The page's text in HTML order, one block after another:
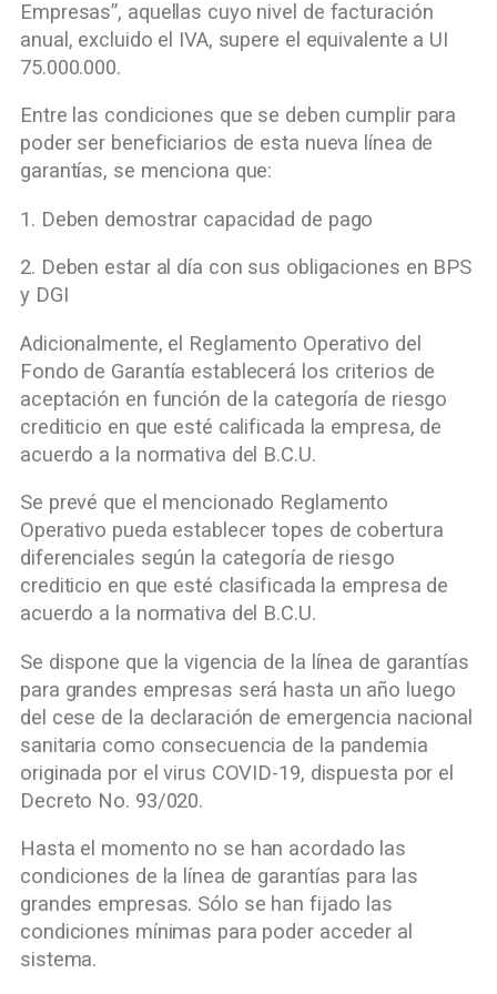
Empresas”, aquellas cuyo nivel de facturación
anual, excluido el IVA, supere el equivalente a UI
75.000.000.
Entre las condiciones que se deben cumplir para
poder ser beneficiarios de esta nueva línea de
garantías, se menciona que:
1. Deben demostrar capacidad de pago
2. Deben estar al día con sus obligaciones en BPS
y DGI
Adicionalmente, el Reglamento Operativo del
Fondo de Garantía establecerá los criterios de
aceptación en función de la categoría de riesgo
crediticio en que esté calificada la empresa, de
acuerdo a la normativa del B.C.U.
Se prevé que el mencionado Reglamento
Operativo pueda establecer topes de cobertura
diferenciales según la categoría de riesgo
crediticio en que esté clasificada la empresa de
acuerdo a la normativa del B.C.U.
Se dispone que la vigencia de la línea de garantías
para grandes empresas será hasta un año luego
del cese de la declaración de emergencia nacional
sanitaria como consecuencia de la pandemia
originada por el virus COVID-19, dispuesta por el
Decreto No. 93/020.
Hasta el momento no se han acordado las
condiciones de la línea de garantías para las
grandes empresas. Sólo se han fijado las
condiciones mínimas para poder acceder al
sistema.